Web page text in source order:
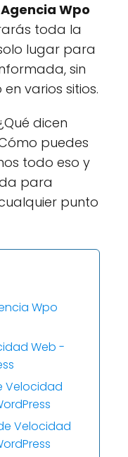
Wpo
toda la
lugar para
sin
varios sitios.
dicen
puedes
todo eso y
para
punto
Wpo
Web -
Velocidad
Velocidad